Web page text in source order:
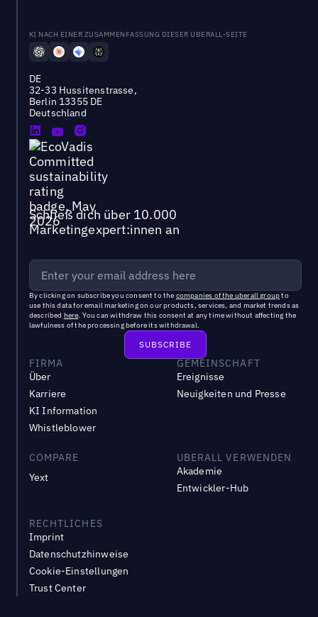
KI NACH EINER ZUSAMMENFASSUNG DIESER UBERALL-SEITE
DE
32-33 Hussitenstrasse,
Berlin 13355 DE
Deutschland
Schließ dich über 10.000
Marketingexpert:innen an
By clicking on subscribe you consent to the companies of the uberall groupto
use this data for email marketing on our products, services, and market trends as
described here. You can withdraw this consent at any time without affecting the
lawfulness of the processing before its withdrawal.
FIRMA
Über
Karriere
KI Information
Whistleblower
GEMEINSCHAFT
Ereignisse
Neuigkeiten und Presse
COMPARE
Yext
UBERALL VERWENDEN
Akademie
Entwickler-Hub
RECHTLICHES
Imprint
Datenschutzhinweise
Cookie-Einstellungen
Trust Center